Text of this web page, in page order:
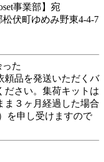
事業部】宛
松伏町ゆめみ野東4-4-7
た
頼品を発送いただくバ
ださい。集荷キットは
ま３ヶ月経過した場合
を申し受けますので